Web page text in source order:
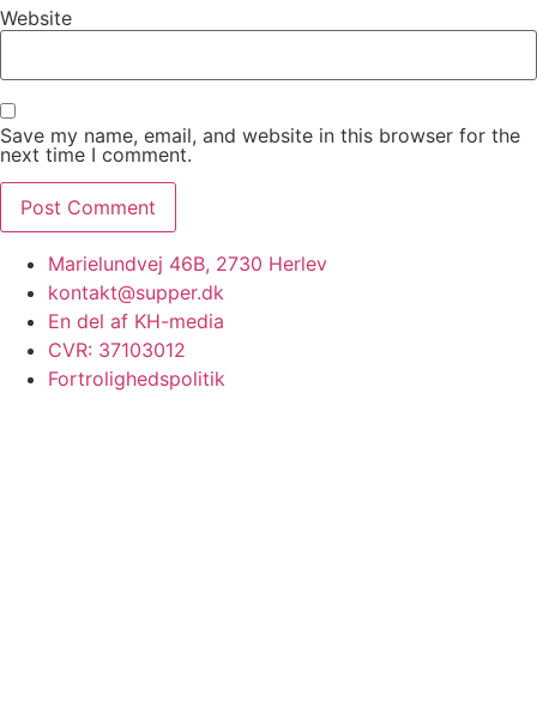
Website
Save my name, email, and website in this browser for the
next time I comment.
Marielundvej 46B, 2730 Herlev
kontakt@supper.dk
En del af KH-media
CVR: 37103012
Fortrolighedspolitik